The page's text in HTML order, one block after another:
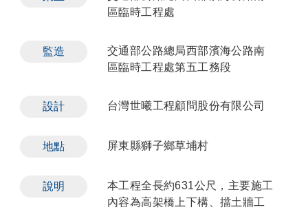
區臨時工程處
監造
交通部公路總局西部濱海公路南
區臨時工程處第五工務段
設計 台灣世曦工程顧問股份有限公司
地點 屏東縣獅子鄉草埔村
說明
本工程全長約631公尺，主要施工
內容為高架橋上下構、擋土牆工